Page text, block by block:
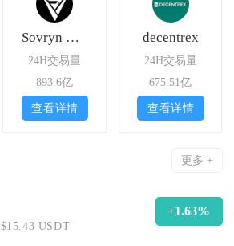
Sovryn DEX
24H交易量
893.6亿
查看详情
decentrex
24H交易量
675.51亿
查看详情
更多 +
$15.43 USDT
+1.63%